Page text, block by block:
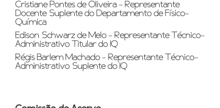
Cristiane Pontes de Oliveira - Representante
Docente Suplente do Departamento de Físico-
Química
Edison Schwarz de Melo - Representante Técnico-
Administrativo Titular do IQ
Régis Barlem Machado - Representante Técnico-
Administrativo Suplente do IQ